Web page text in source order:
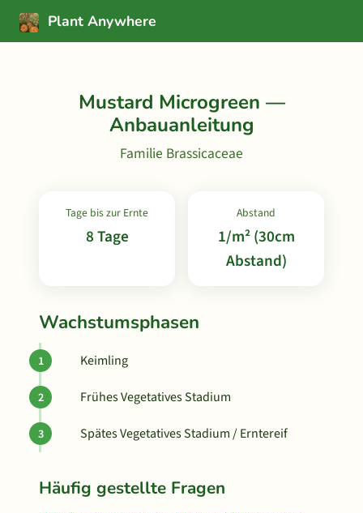
Plant Anywhere
Mustard Microgreen —
Anbauanleitung
Familie Brassicaceae
Tage bis zur Ernte
8 Tage
Abstand
1/m² (30cm
Abstand)
Wachstumsphasen
Keimling
Frühes Vegetatives Stadium
Spätes Vegetatives Stadium / Erntereif
Häufig gestellte Fragen